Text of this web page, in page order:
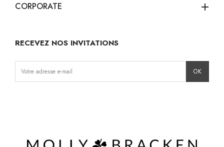
CORPORATE add
RECEVEZ NOS INVITATIONS